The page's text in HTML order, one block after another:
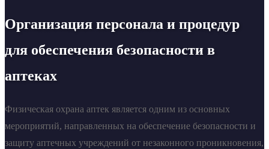
Организация персонала и процедур
для обеспечения безопасности в
аптеках
Физическая охрана аптек является одним из основных
мероприятий, направленных на обеспечение безопасности и
защиту аптечных учреждений от незаконного проникновения,